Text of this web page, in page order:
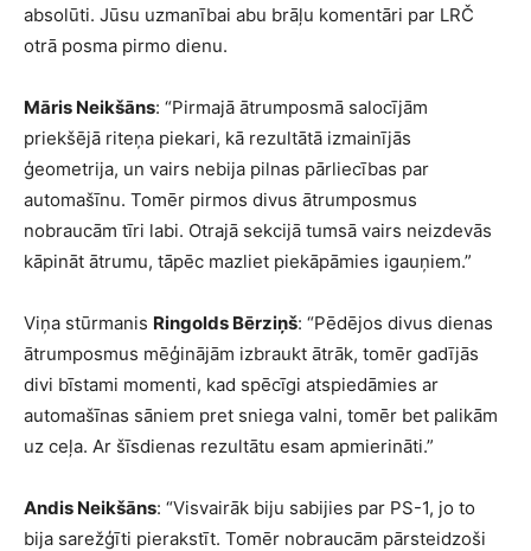
absolūti. Jūsu uzmanībai abu brāļu komentāri par LRČ
otrā posma pirmo dienu.
Māris Neikšāns: “Pirmajā ātrumposmā salocījām
priekšējā riteņa piekari, kā rezultātā izmainījās
ģeometrija, un vairs nebija pilnas pārliecības par
automašīnu. Tomēr pirmos divus ātrumposmus
nobraucām tīri labi. Otrajā sekcijā tumsā vairs neizdevās
kāpināt ātrumu, tāpēc mazliet piekāpāmies igauņiem.”
Viņa stūrmanis Ringolds Bērziņš: “Pēdējos divus dienas
ātrumposmus mēģinājām izbraukt ātrāk, tomēr gadījās
divi bīstami momenti, kad spēcīgi atspiedāmies ar
automašīnas sāniem pret sniega valni, tomēr bet palikām
uz ceļa. Ar šīsdienas rezultātu esam apmierināti.”
Andis Neikšāns: “Visvairāk biju sabijies par PS-1, jo to
bija sarežģīti pierakstīt. Tomēr nobraucām pārsteidzoši